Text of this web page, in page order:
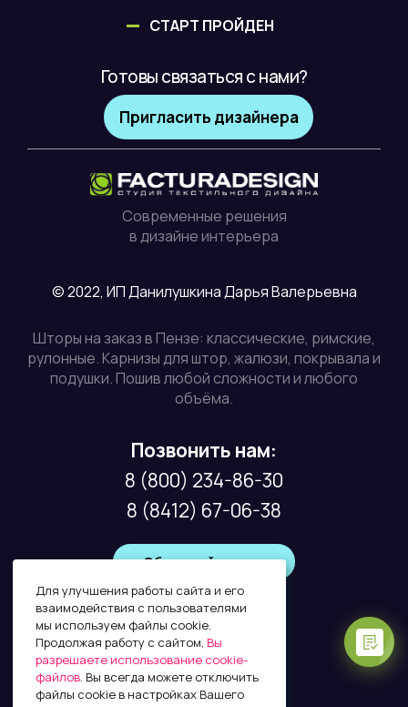
СТАРТ ПРОЙДЕН
Готовы связаться с нами?
Пригласить дизайнера
Современные решения
в дизайне интерьера
© 2022, ИП Данилушкина Дарья Валерьевна
Шторы на заказ в Пензе: классические, римские,
рулонные. Карнизы для штор, жалюзи, покрывала и
подушки. Пошив любой сложности и любого
объёма.
Позвонить нам:
8 (800) 234-86-30
8 (8412) 67-06-38
Обратный звонок
Почта:
info@factura58.ru
Для улучшения работы сайта и его
взаимодействия с пользователями
мы используем файлы cookie.
Продолжая работу с сайтом, Вы
разрешаете использование cookie-
файлов. Вы всегда можете отключить
файлы cookie в настройках Вашего